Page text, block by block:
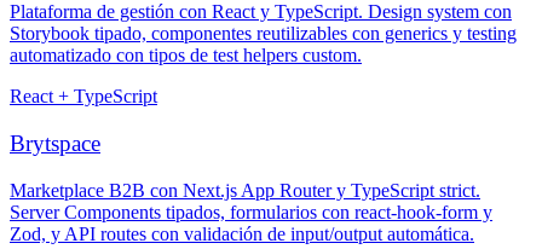
Plataforma de gestión con React y TypeScript. Design system con
Storybook tipado, componentes reutilizables con generics y testing
automatizado con tipos de test helpers custom.
React + TypeScript
Brytspace
Marketplace B2B con Next.js App Router y TypeScript strict.
Server Components tipados, formularios con react-hook-form y
Zod, y API routes con validación de input/output automática.